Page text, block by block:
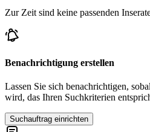
Dodge Polara
Dodge Viper
Zur Zeit sind keine passenden
Benachrichtigung erstellen
Lassen Sie sich benachrichtigen,
wird, das Ihren Suchkriterien
Suchauftrag einrichten